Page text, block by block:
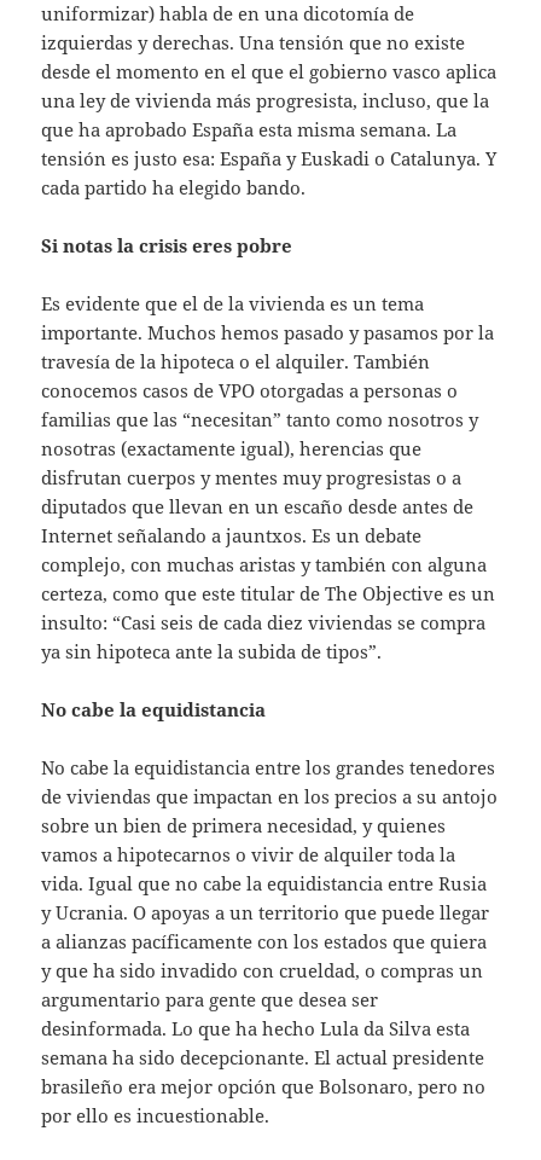
uniformizar) habla de en una dicotomía de
izquierdas y derechas. Una tensión que no existe
desde el momento en el que el gobierno vasco aplica
una ley de vivienda más progresista, incluso, que la
que ha aprobado España esta misma semana. La
tensión es justo esa: España y Euskadi o Catalunya. Y
cada partido ha elegido bando.
Si notas la crisis eres pobre
Es evidente que el de la vivienda es un tema
importante. Muchos hemos pasado y pasamos por la
travesía de la hipoteca o el alquiler. También
conocemos casos de VPO otorgadas a personas o
familias que las “necesitan” tanto como nosotros y
nosotras (exactamente igual), herencias que
disfrutan cuerpos y mentes muy progresistas o a
diputados que llevan en un escaño desde antes de
Internet señalando a jauntxos. Es un debate
complejo, con muchas aristas y también con alguna
certeza, como que este titular de The Objective es un
insulto: “Casi seis de cada diez viviendas se compra
ya sin hipoteca ante la subida de tipos”.
No cabe la equidistancia
No cabe la equidistancia entre los grandes tenedores
de viviendas que impactan en los precios a su antojo
sobre un bien de primera necesidad, y quienes
vamos a hipotecarnos o vivir de alquiler toda la
vida. Igual que no cabe la equidistancia entre Rusia
y Ucrania. O apoyas a un territorio que puede llegar
a alianzas pacíficamente con los estados que quiera
y que ha sido invadido con crueldad, o compras un
argumentario para gente que desea ser
desinformada. Lo que ha hecho Lula da Silva esta
semana ha sido decepcionante. El actual presidente
brasileño era mejor opción que Bolsonaro, pero no
por ello es incuestionable.